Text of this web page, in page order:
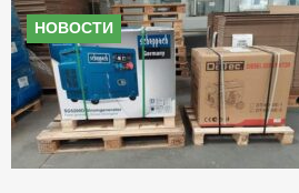
НОВОСТИ